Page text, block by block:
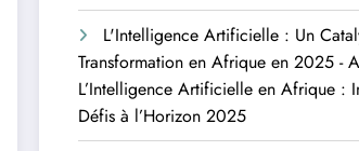
L'Intelligence Artificielle : Un
Transformation en Afrique en 2025 -
L’Intelligence Artificielle en Afrique :
Défis à l’Horizon 2025